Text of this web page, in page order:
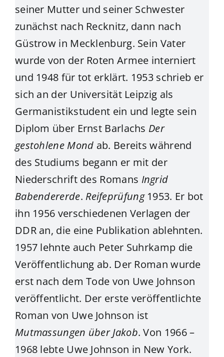
seiner Mutter und seiner Schwester
zunächst nach Recknitz, dann nach
Güstrow in Mecklenburg. Sein Vater
wurde von der Roten Armee interniert
und 1948 für tot erklärt. 1953 schrieb er
sich an der Universität Leipzig als
Germanistikstudent ein und legte sein
Diplom über Ernst Barlachs Der
gestohlene Mond ab. Bereits während
des Studiums begann er mit der
Niederschrift des Romans Ingrid
Babendererde. Reifeprüfung1953. Er bot
ihn 1956 verschiedenen Verlagen der
DDR an, die eine Publikation ablehnten.
1957 lehnte auch Peter Suhrkamp die
Veröffentlichung ab. Der Roman wurde
erst nach dem Tode von Uwe Johnson
veröffentlicht. Der erste veröffentlichte
Roman von Uwe Johnson ist
Mutmassungen über Jakob. Von 1966 –
1968 lebte Uwe Johnson in New York.